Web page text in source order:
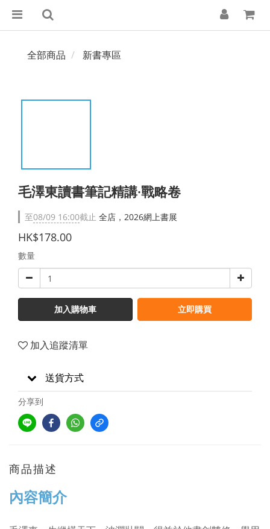
全部商品 新書專區
毛澤東讀書筆記精講·戰略卷
至08/09 16:00截止 全店，2026網上書展
HK$178.00
數量
加入購物車 立即購買
加入追蹤清單
送貨方式
分享到
商品描述
內容簡介